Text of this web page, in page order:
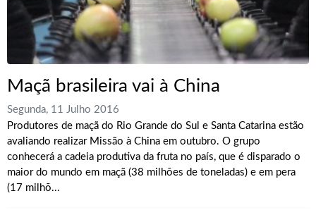
Maçã brasileira vai à China
Segunda, 11 Julho 2016
Produtores de maçã do Rio Grande do Sul e Santa Catarina estão
avaliando realizar Missão à China em outubro. O grupo
conhecerá a cadeia produtiva da fruta no país, que é disparado o
maior do mundo em maçã (38 milhões de toneladas) e em pera
(17 milhõ...